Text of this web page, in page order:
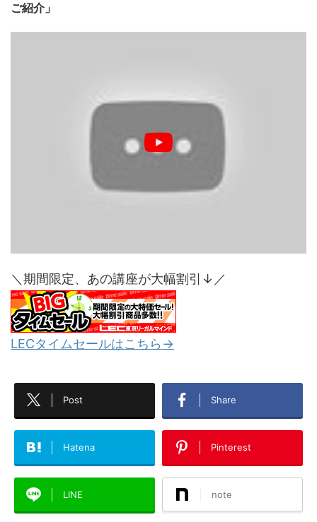
ご紹介」
＼期間限定、あの講座が大幅割引↓／
LECタイムセールはこちら→
Post Share
Hatena Pinterest
LINE note